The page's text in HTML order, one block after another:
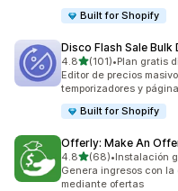
Built for Shopify
Disco Flash Sale Bulk
4.8de 5 estrellas
(101)
101 reseñas en total
•Plan gratis
Editor de precios
temporizadores y
Built for Shopify
Offerly: Make An
4.8de 5 estrellas
(68)
68 reseñas en total
•Instalación
Genera ingresos con
mediante ofertas